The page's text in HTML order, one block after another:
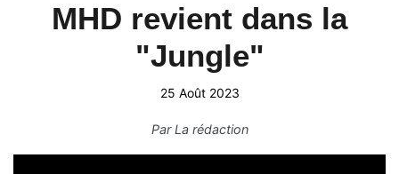
MHD revient dans la
"Jungle"
25 Août 2023
ParLa rédaction